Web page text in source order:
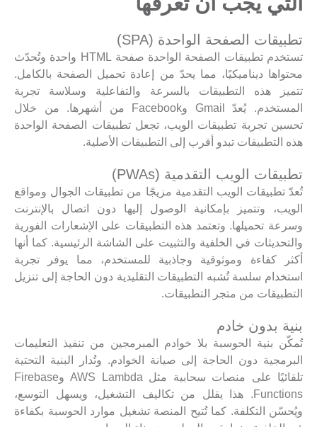
تطبيقات الصفحة الواحدة (SPA)
تستخدم تطبيقات الصفحة الواحدة صفحة HTML واحدة وتُحدّث
محتواها ديناميكيًا، مما يحدّ من إعادة تحميل الصفحة بالكامل.
تتميز هذه التطبيقات بالسرعة والتفاعلية وسلاسة تجربة
المستخدم. يُعدّ Gmail وFacebook من أشهرها. من خلال
تحسين تجربة تطبيقات الويب، تجعل تطبيقات الصفحة الواحدة
هذه التطبيقات تبدو أقرب إلى التطبيقات الأصلية.
تطبيقات الويب التقدمية (PWAs)
تُعدّ تطبيقات الويب التقدمية مزيجًا من تطبيقات الجوال ومواقع
الويب، وتتميز بإمكانية الوصول إليها دون اتصال بالإنترنت
وسرعة تحميلها. وتعتمد هذه التطبيقات على الإشعارات الفورية
والتحديثات في الخلفية والتثبيت على الشاشة الرئيسية. كما أنها
أكثر كفاءة وموثوقية وجاذبية للمستخدم، مما يوفر تجربة
استخدام سلسة تُشبه التطبيقات التقليدية دون الحاجة إلى تنزيل
التطبيقات من متجر التطبيقات.
بنية بدون خادم
تُمكّن بنية الحوسبة بلا خوادم المبرمجين من تنفيذ التعليمات
البرمجية دون الحاجة إلى صيانة الخوادم. وتُدار البنية التحتية
تلقائيًا على منصات سحابية مثل AWS Lambda وFirebase
Functions. هذا يقلل من تكاليف التشغيل، ويسهل التوسع،
ويُحسّن التكلفة. كما تُتيح المنصة تشغيل موارد الحوسبة بكفاءة